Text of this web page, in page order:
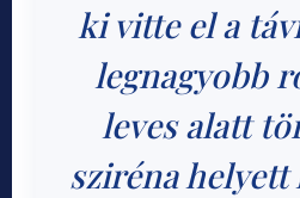
ki vitte el a
legnagyobb
leves alatt
sziréna helyett